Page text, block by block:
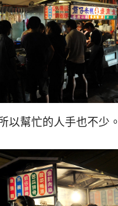
以幫忙的人手也不少。